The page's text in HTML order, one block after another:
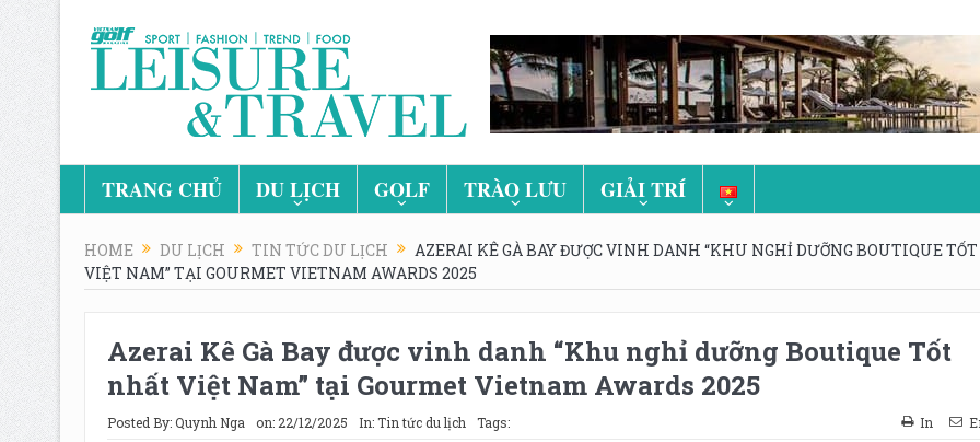
TRANG CHỦ DU LỊCH GOLF TRÀO LƯU GIẢI TRÍ
HOME DU LỊCH TIN TỨC DU LỊCH
AZERAI KÊ GÀ BAY ĐƯỢC VINH DANH “KHU NGHỈ DƯỠNG BOUTIQUE
VIỆT NAM” TẠI GOURMET VIETNAM AWARDS 2025
Azerai Kê Gà Bay được vinh danh “Khu nghỉ dưỡng Boutique Tốt
nhất Việt Nam” tại Gourmet Vietnam Awards 2025
Posted By:Quynh Nga on: 22/12/2025 In:Tin tức du lịch Tags: In